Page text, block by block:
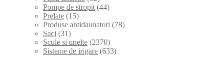
Pompe de stropit (44)
Prelate (15)
Produse antidaunatori (78)
Saci (31)
Scule si unelte (2370)
Sisteme de irigare (633)